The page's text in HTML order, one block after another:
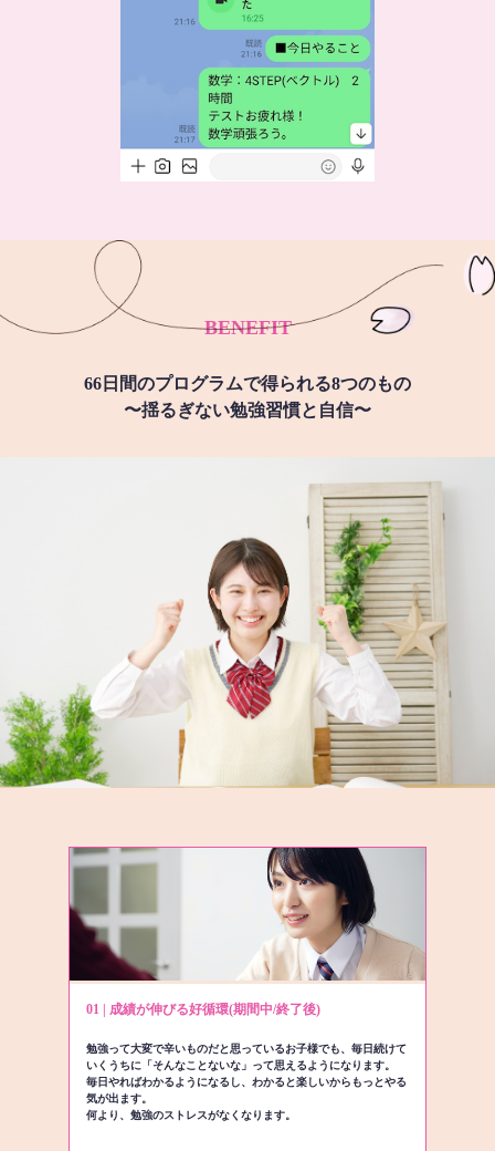
BENEFIT
66日間のプログラムで得られる8つのもの
〜揺るぎない勉強習慣と自信〜
01 | 成績が伸びる好循環(期間中/終了後)
勉強って大変で辛いものだと思っているお子様でも、毎日続けて
いくうちに「そんなことないな」って思えるようになります。
毎日やればわかるようになるし、わかると楽しいからもっとやる
気が出ます。
何より、勉強のストレスがなくなります。